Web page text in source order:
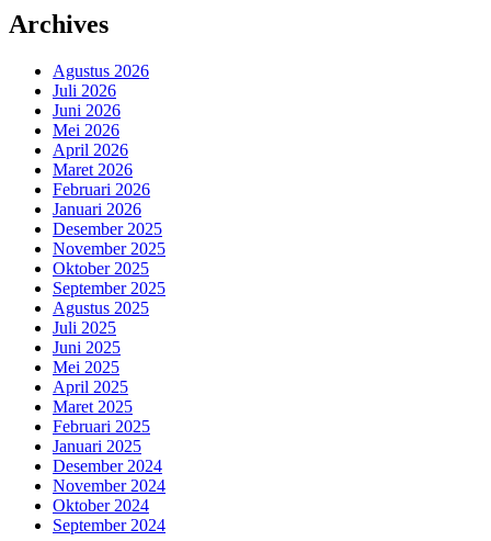
Archives
Agustus 2026
Juli 2026
Juni 2026
Mei 2026
April 2026
Maret 2026
Februari 2026
Januari 2026
Desember 2025
November 2025
Oktober 2025
September 2025
Agustus 2025
Juli 2025
Juni 2025
Mei 2025
April 2025
Maret 2025
Februari 2025
Januari 2025
Desember 2024
November 2024
Oktober 2024
September 2024